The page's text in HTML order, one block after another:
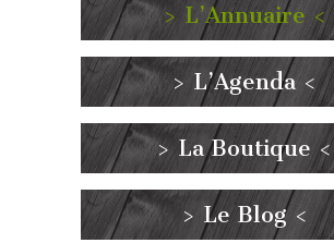
> L’Annuaire <
> L’Agenda <
> La Boutique <
> Le Blog <